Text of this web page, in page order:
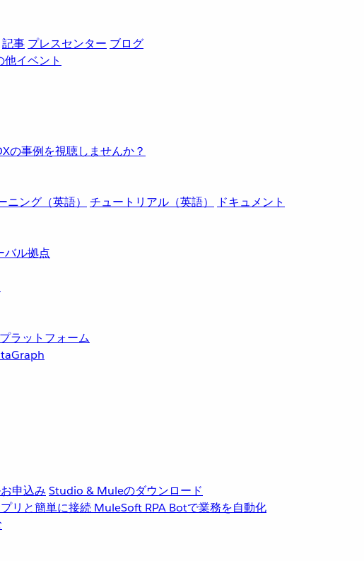
記事 プレスセンター ブログ
他イベント
の事例を視聴しませんか？
ニング（英語） チュートリアル（英語）
ドキュメント
バル拠点
ラットフォーム
申込み Studio & Muleのダウンロード
リと簡単に接続 MuleSoft RPA Botで業務を自動化